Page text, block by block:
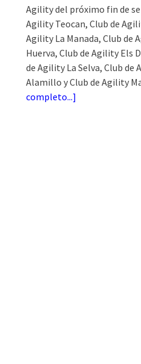
Agility del próximo fin de
Agility Teocan, Club de
Agility La Manada, Club de
Huerva, Club de Agility Els
de Agility La Selva, Club de
Alamillo y Club de Agility
completo...]